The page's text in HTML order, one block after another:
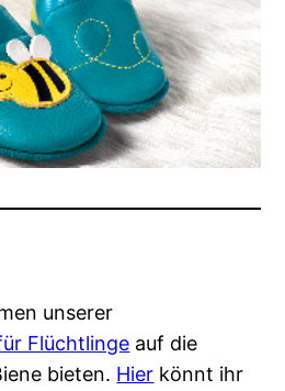
unserer
Flüchtlinge auf die
bieten. Hier könnt ihr